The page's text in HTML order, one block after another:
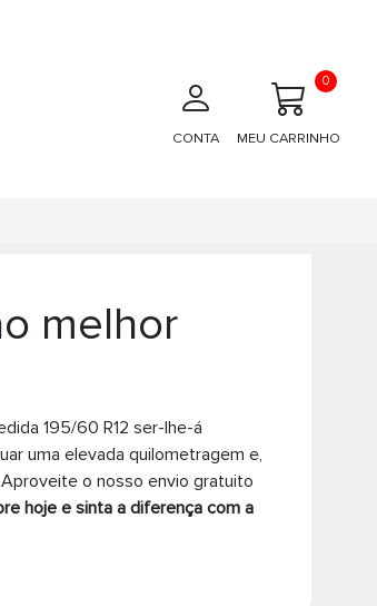
CONTA MEU CARRINHO
0
melhor
195/60 R12 ser-lhe-á
uma elevada quilometragem e,
o nosso envio gratuito
hoje e sinta a diferença com a